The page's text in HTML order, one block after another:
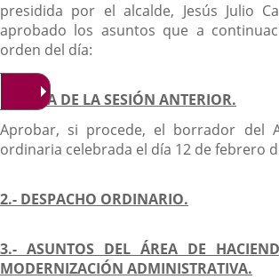
presidida por el alcalde, Jesús Julio
aprobado los asuntos que a
orden del día:
1.- ACTA DE LA SESIÓN ANTERIOR.
Aprobar, si procede, el borrador del
ordinaria celebrada el día 12 de febrero
2.- DESPACHO ORDINARIO.
3.- ASUNTOS DEL ÁREA DE
MODERNIZACIÓN ADMINISTRATIVA.